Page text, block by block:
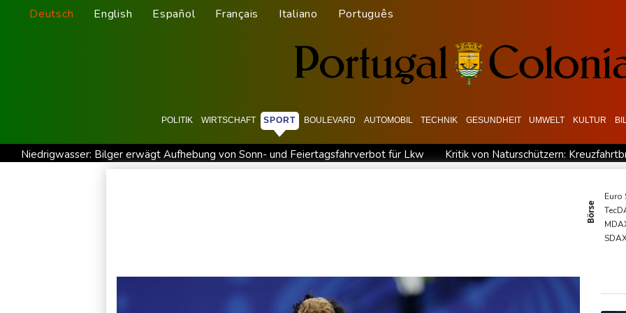
Deutsch English Español Français Italiano Português
POLITIK WIRTSCHAFT SPORT BOULEVARD AUTOMOBIL TECHNIK GESUNDHEIT UMWELT KULTUR
Niedrigwasser: Bilger erwägt Aufhebung von Sonn- und Feiertagsfahrverbot für Lkw
Kritik von Naturschützern:
Passagierverkehr an deutschen Flughäfen im ersten
Hausärzte kritisieren Untätigkeit
Nach Drohnen-Vorfall an
Börse
Euro